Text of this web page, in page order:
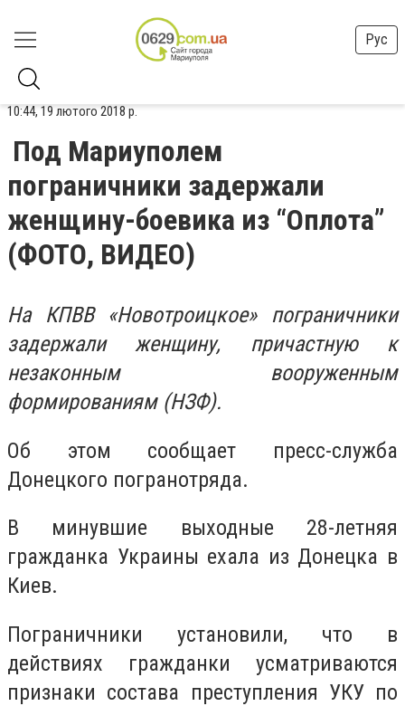
Рус
10:44, 19 лютого 2018 р.
Под Мариуполем
пограничники задержали
женщину-боевика из “Оплота”
(ФОТО, ВИДЕО)
На КПВВ «Новотроицкое» пограничники
задержали женщину, причастную к
незаконным вооруженным
формированиям (НЗФ).
Об этом сообщает пресс-служба
Донецкого погранотряда.
В минувшие выходные 28-летняя
гражданка Украины ехала из Донецка в
Киев.
Пограничники установили, что в
действиях гражданки усматриваются
признаки состава преступления УКУ по